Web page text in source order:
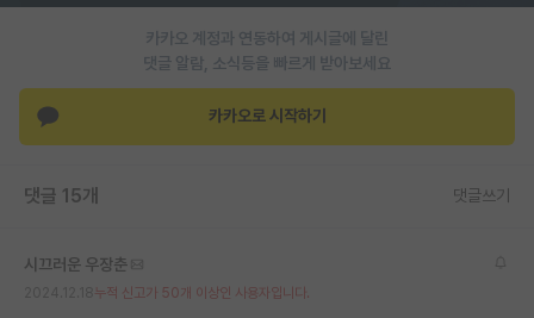
이벤트
재팬라운지 🌸
카카오 계정과 연동하여 게시글에 달린
댓글 알람, 소식등을 빠르게 받아보세요
카카오로 시작하기
댓글 15개 댓글쓰기
시끄러운 우장춘
누적 신고가 50개 이상인 사용자입니다.